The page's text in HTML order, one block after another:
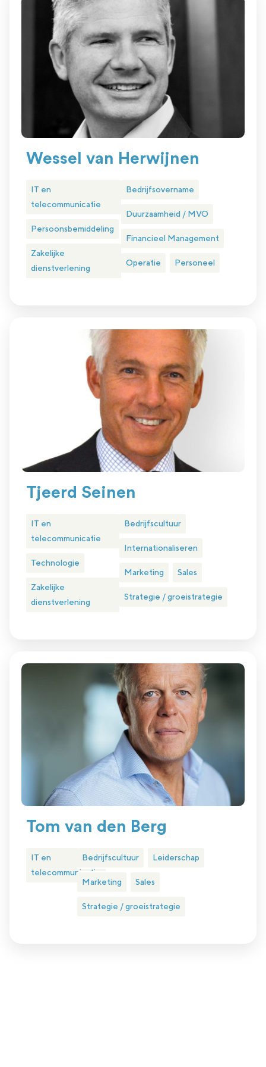
Wessel van Herwijnen
IT en
telecommunicatie
Persoonsbemiddeling
Zakelijke
dienstverlening
Bedrijfsovername
Duurzaamheid / MVO
Financieel Management
Operatie Personeel
Tjeerd Seinen
IT en
telecommunicatie
Technologie
Zakelijke
dienstverlening
Bedrijfscultuur
Internationaliseren
Marketing Sales
Strategie / groeistrategie
Tom van den Berg
IT en
telecommunicatie
Bedrijfscultuur Leiderschap
Marketing Sales
Strategie / groeistrategie